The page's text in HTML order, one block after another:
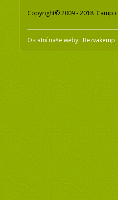
Copyright© 2009 - 2018
Ostatní naše weby: Bezvakemp